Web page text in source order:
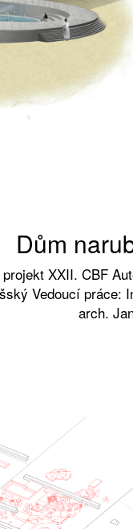
Dům
XXII. CBF
Vedoucí práce:
arch.